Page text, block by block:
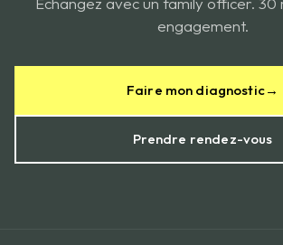
engagement.
Faire mon diagnostic→
Prendre rendez-vous